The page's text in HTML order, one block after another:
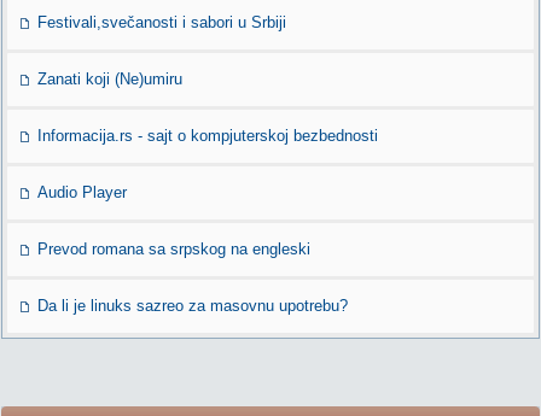
Festivali,svečanosti i sabori u Srbiji
Zanati koji (Ne)umiru
Informacija.rs - sajt o kompjuterskoj bezbednosti
Audio Player
Prevod romana sa srpskog na engleski
Da li je linuks sazreo za masovnu upotrebu?